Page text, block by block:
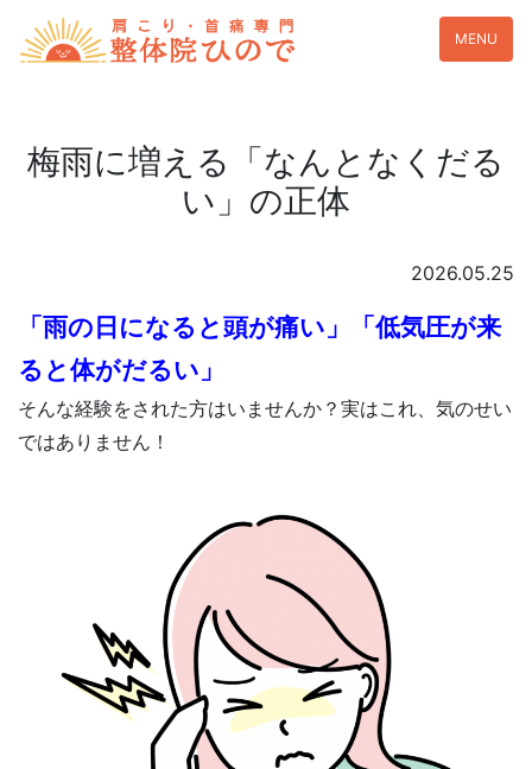
MENU
梅雨に増える「なんとなくだる
い」の正体
2026.05.25
「雨の日になると頭が痛い」「低気圧が来
ると体がだるい」
そんな経験をされた方はいませんか？実はこれ、気のせい
ではありません！